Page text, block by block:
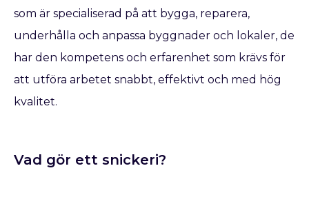
som är specialiserad på att bygga, reparera,
underhålla och anpassa byggnader och lokaler, de
har den kompetens och erfarenhet som krävs för
att utföra arbetet snabbt, effektivt och med hög
kvalitet.
Vad gör ett snickeri?